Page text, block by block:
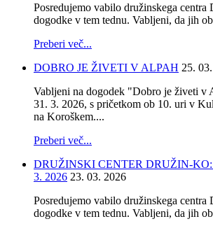
Posredujemo vabilo družinskega
dogodke v tem tednu. Vabljeni, da jih
Preberi več...
DOBRO JE ŽIVETI V ALPAH 25.
Vabljeni na dogodek "Dobro je živeti v
31. 3. 2026, s pričetkom ob 10. uri v
na Koroškem....
Preberi več...
DRUŽINSKI CENTER DRUŽIN-KO:
3. 2026 23. 03. 2026
Posredujemo vabilo družinskega
dogodke v tem tednu. Vabljeni, da jih